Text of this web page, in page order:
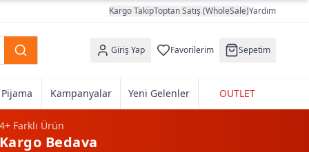
Kargo TakipToptan Satış (WholeSale)Yardım
Giriş Yap Favorilerim Sepetim
Pijama Kampanyalar Yeni Gelenler OUTLET
4+Farklı Ürün
Bedava